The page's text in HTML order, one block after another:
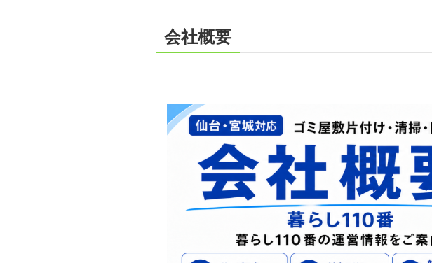
会社概要